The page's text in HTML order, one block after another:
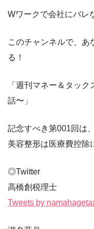
Wワークで会社にバレ
このチャンネルで、あ
る！
「週刊マネー＆タッ
話〜」
記念すべき第001回は
美容整形は医療費控除
◎Twitter
高橋創税理士
Tweets by